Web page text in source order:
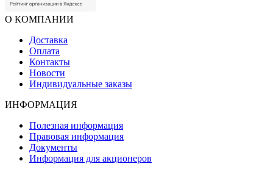
О КОМПАНИИ
Доставка
Оплата
Контакты
Новости
Индивидуальные заказы
ИНФОРМАЦИЯ
Полезная информация
Правовая информация
Документы
Информация для акционеров